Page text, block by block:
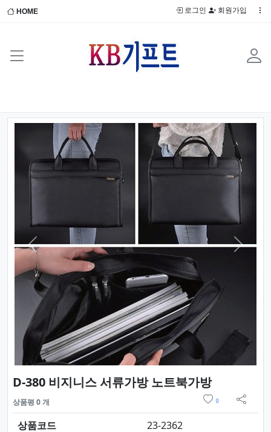
HOME 로그인 회원가입
Previous Next
D-380 비지니스 서류가방 노트북가방요약정보
상품평 0 개 0
sns 공
상품코드
23-2362